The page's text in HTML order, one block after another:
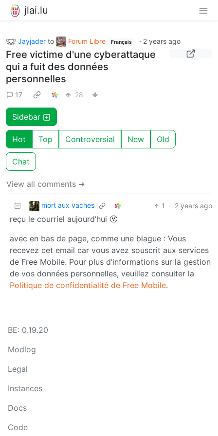
jlai.lu
Jayjader to Forum Libre Français · 2 years ago
Free victime d'une cyberattaque
qui a fuit des données
personnelles
17 28
Sidebar
Hot Top Controversial New Old
Chat
View all comments ➔
mort aux vaches 1 · 2 years ago
reçu le courriel aujourd’hui 🤬
avec en bas de page, comme une blague : Vous
recevez cet email car vous avez souscrit aux services
de Free Mobile. Pour plus d’informations sur la gestion
de vos données personnelles, veuillez consulter la
Politique de confidentialité de Free Mobile.
BE: 0.19.20
Modlog
Legal
Instances
Docs
Code